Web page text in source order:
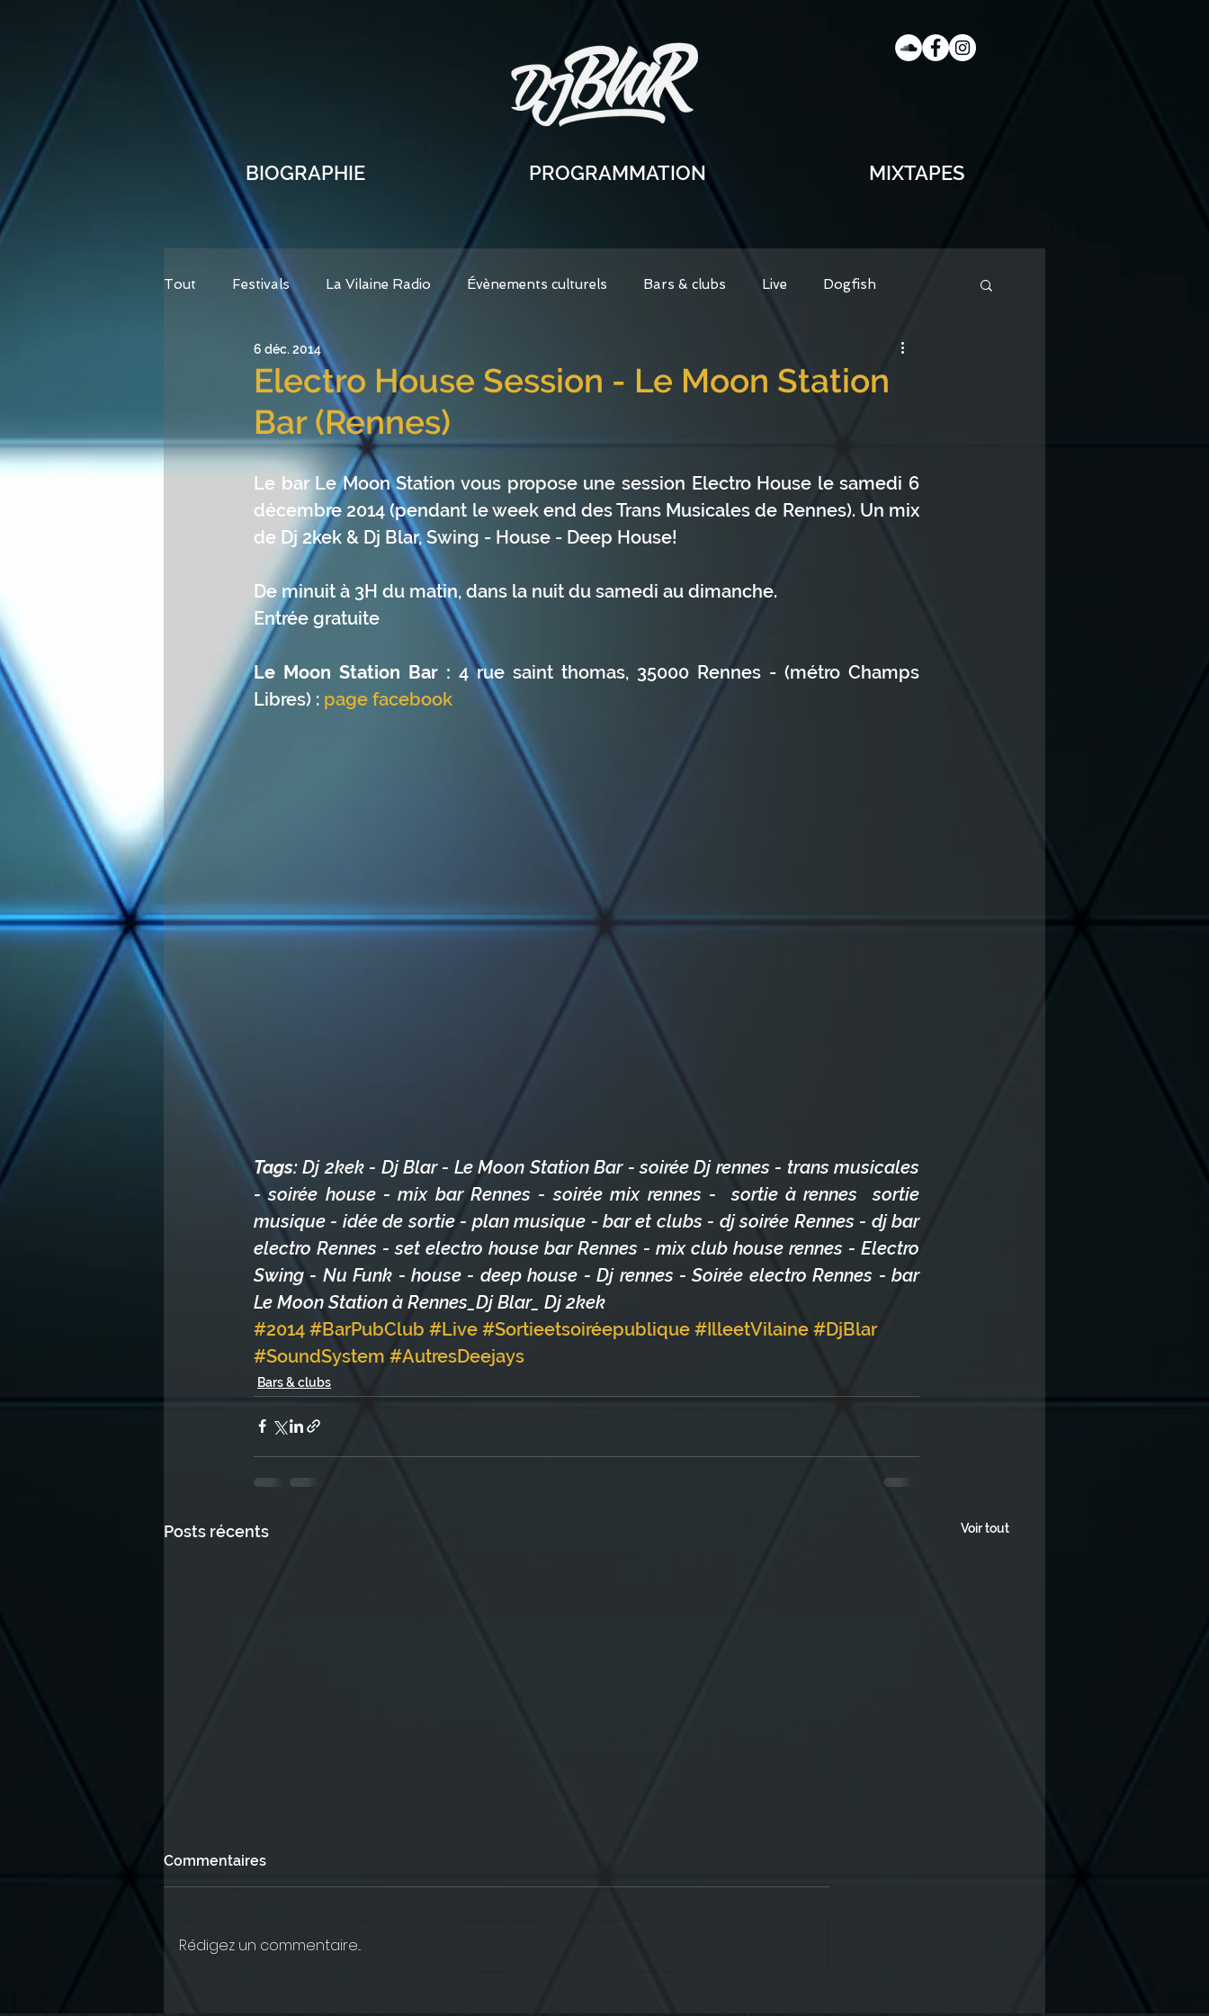
BIOGRAPHIE PROGRAMMATION MIXTAPES
Tout Festivals La Vilaine Radio Évènements culturels Bars & clubs Live Dogfish
Open Mic
Electro House Session - Le Moon Station
Bar (Rennes)
6 déc. 2014
Le bar Le Moon Station vous propose une session Electro House le samedi 6
décembre 2014 (pendant le week end des Trans Musicales de Rennes). Un mix
de Dj 2kek & Dj Blar, Swing - House - Deep House!
De minuit à 3H du matin, dans la nuit du samedi au dimanche.
Entrée gratuite
Le Moon Station Bar : 4 rue saint thomas, 35000 Rennes - (métro Champs
Libres) : page facebook
Tags: Dj 2kek - Dj Blar - Le Moon Station Bar - soirée Dj rennes - trans musicales
- soirée house - mix bar Rennes - soirée mix rennes -  sortie à rennes  sortie
musique - idée de sortie - plan musique - bar et clubs - dj soirée Rennes - dj bar
electro Rennes - set electro house bar Rennes - mix club house rennes - Electro
Swing - Nu Funk - house - deep house - Dj rennes - Soirée electro Rennes - bar
Le Moon Station à Rennes_Dj Blar_ Dj 2kek
#2014 #BarPubClub #Live #Sortieetsoiréepublique #IlleetVilaine #DjBlar
#SoundSystem #AutresDeejays
Bars & clubs
Posts récents Voir tout
Commentaires
Rédigez un commentaire...